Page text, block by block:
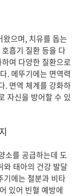
으며, 치유를 돕는
흡기 질환 등을 다
여 다양한 질환으로
. 메뚜기에는 면역력
. 면역 체계를 강화하
자신을 방어할 수 있
소를 공급하는데 도
와 태아의 건강 발달
기에는 철분과 비타
있어 빈혈 예방에